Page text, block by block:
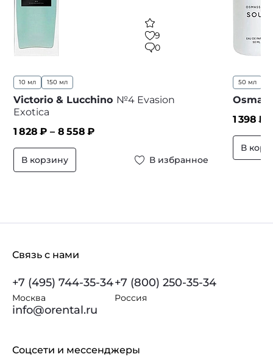
9
0
10 мл 150 мл
Victorio & Lucchino №4 Evasion
Exotica
1 828 ₽ – 8 558 ₽
В корзину В избранное
50 мл
1 398 ₽
В
Связь с нами
+7 (495) 744-35-34
Москва
+7 (800) 250-35-34
Россия
info@orental.ru
Соцсети и мессенджеры